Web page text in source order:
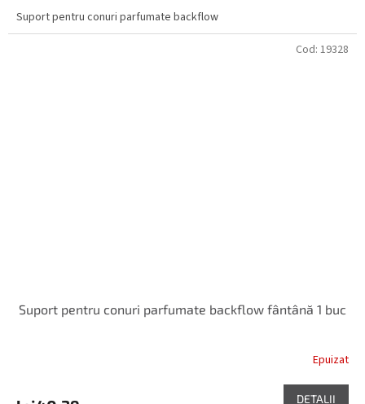
Suport pentru conuri parfumate backflow
Suport pentru conuri parfumate backflow fântână 1 buc
Epuizat
DETALII
Cod: 19328